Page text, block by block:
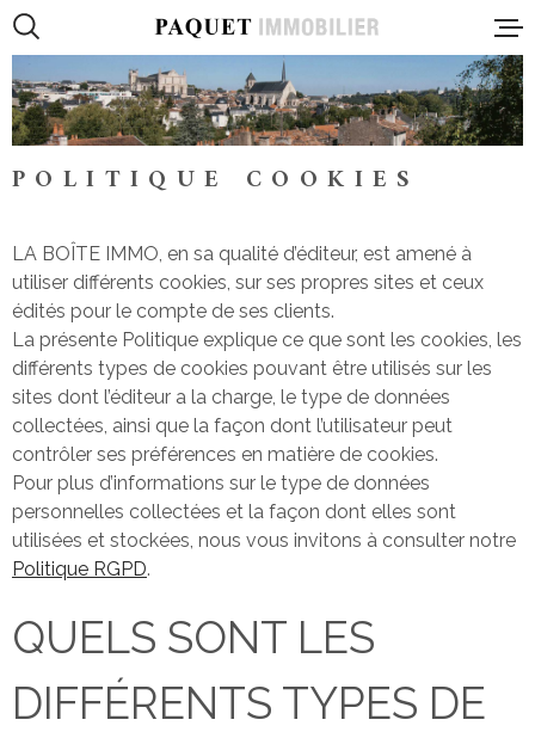
Aller
Aller
recherche
Aller
au
principal
Aller
au
VENTES
POLITIQUE COOKIES
LA BOÎTE IMMO, en sa qualité d’éditeur, est amené à
utiliser différents cookies, sur ses propres sites et ceux
édités pour le compte de ses clients.
La présente Politique explique ce que sont les cookies, les
différents types de cookies pouvant être utilisés sur les
sites dont l’éditeur a la charge, le type de données
collectées, ainsi que la façon dont l’utilisateur peut
contrôler ses préférences en matière de cookies.
Pour plus d’informations sur le type de données
personnelles collectées et la façon dont elles sont
utilisées et stockées, nous vous invitons à consulter notre
Politique RGPD.
QUELS SONT LES
DIFFÉRENTS TYPES DE